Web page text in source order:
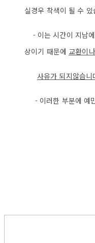
실경우 착색이 될 수 있
- 이는 시간이 지남
상이기 때문에 교환이
사유가 되지않습니
- 이러한 부분에 예